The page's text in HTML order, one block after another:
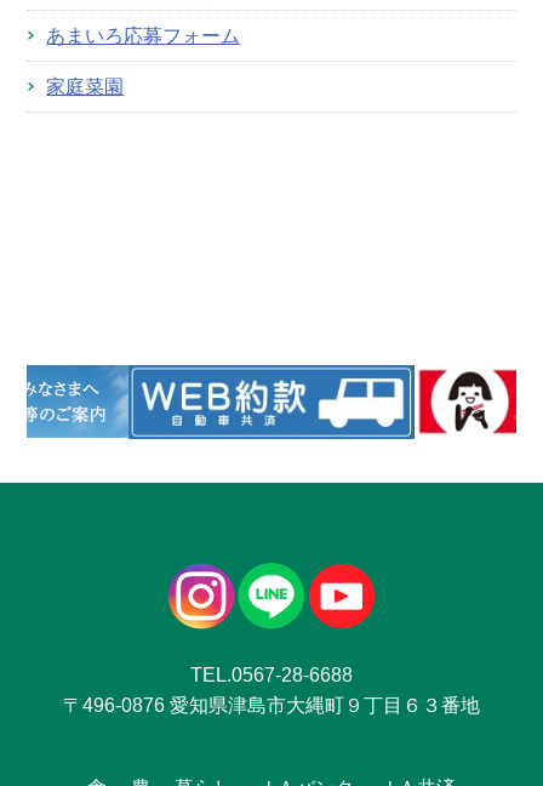
あまいろ応募フォーム
家庭菜園
TEL.0567-28-6688
〒496-0876 愛知県津島市大縄町９丁目６３番地